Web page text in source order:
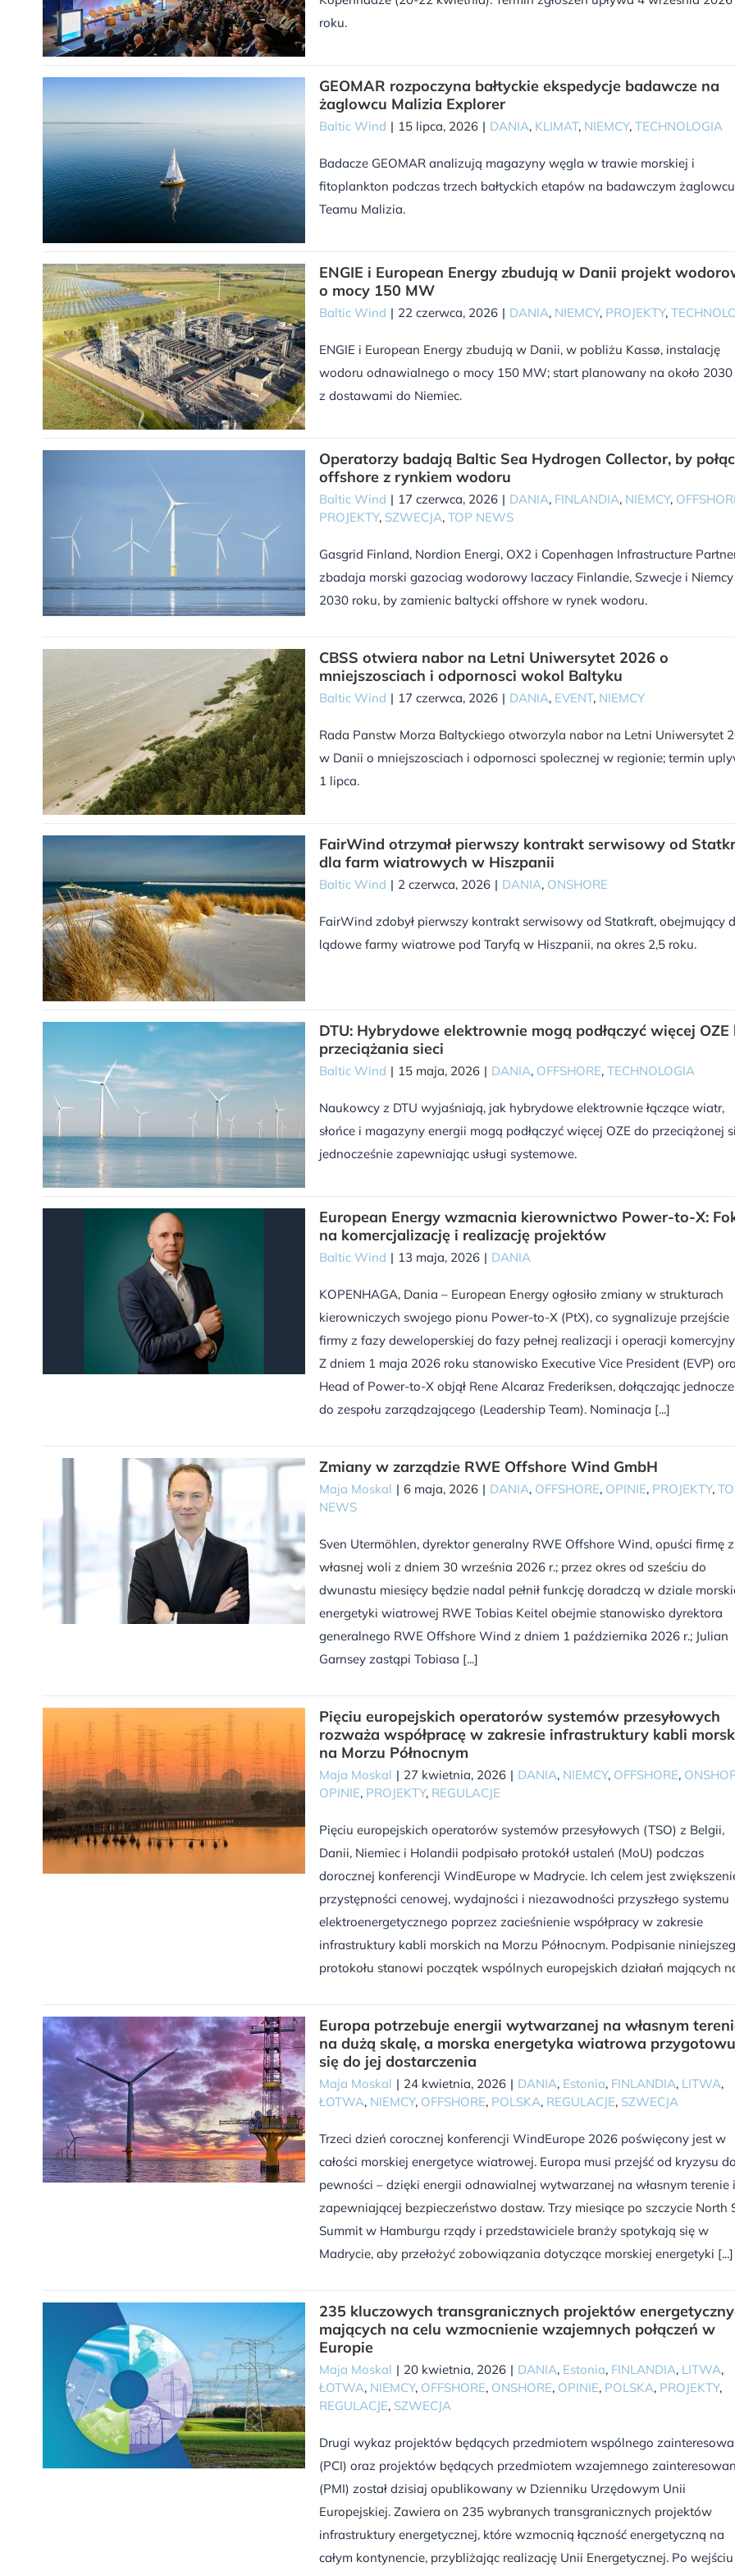
roku.
GEOMAR rozpoczyna bałtyckie ekspedycje badawcze na
żaglowcu Malizia Explorer
Baltic Wind | 15 lipca, 2026 | DANIA, KLIMAT, NIEMCY, TECHNOLOGIA
Badacze GEOMAR analizują magazyny węgla w trawie morskiej i
fitoplankton podczas trzech bałtyckich etapów na badawczym żaglowcu
Teamu Malizia.
ENGIE i European Energy zbudują w Danii projekt
o mocy 150 MW
Baltic Wind | 22 czerwca, 2026 | DANIA, NIEMCY, PROJEKTY,
ENGIE i European Energy zbudują w Danii, w pobliżu Kassø, instalację
wodoru odnawialnego o mocy 150 MW; start planowany na około 2030
z dostawami do Niemiec.
Operatorzy badają Baltic Sea Hydrogen Collector, by
offshore z rynkiem wodoru
Baltic Wind | 17 czerwca, 2026 | DANIA, FINLANDIA, NIEMCY,
PROJEKTY, SZWECJA, TOP NEWS
Gasgrid Finland, Nordion Energi, OX2 i Copenhagen Infrastructure
zbadaja morski gazociag wodorowy laczacy Finlandie, Szwecje i
2030 roku, by zamienic baltycki offshore w rynek wodoru.
CBSS otwiera nabor na Letni Uniwersytet 2026 o
mniejszosciach i odpornosci wokol Baltyku
Baltic Wind | 17 czerwca, 2026 | DANIA, EVENT, NIEMCY
Rada Panstw Morza Baltyckiego otworzyla nabor na Letni Uniwersytet
w Danii o mniejszosciach i odpornosci spolecznej w regionie; termin
1 lipca.
FairWind otrzymał pierwszy kontrakt serwisowy od
dla farm wiatrowych w Hiszpanii
Baltic Wind | 2 czerwca, 2026 | DANIA, ONSHORE
FairWind zdobył pierwszy kontrakt serwisowy od Statkraft, obejmujący
lądowe farmy wiatrowe pod Taryfą w Hiszpanii, na okres 2,5 roku.
DTU: Hybrydowe elektrownie mogą podłączyć więcej OZE
przeciążania sieci
Baltic Wind | 15 maja, 2026 | DANIA, OFFSHORE, TECHNOLOGIA
Naukowcy z DTU wyjaśniają, jak hybrydowe elektrownie łączące wiatr,
słońce i magazyny energii mogą podłączyć więcej OZE do przeciążonej
jednocześnie zapewniając usługi systemowe.
European Energy wzmacnia kierownictwo Power-to-X:
na komercjalizację i realizację projektów
Baltic Wind | 13 maja, 2026 | DANIA
KOPENHAGA, Dania – European Energy ogłosiło zmiany w strukturach
kierowniczych swojego pionu Power-to-X (PtX), co sygnalizuje przejście
firmy z fazy deweloperskiej do fazy pełnej realizacji i operacji
Z dniem 1 maja 2026 roku stanowisko Executive Vice President (EVP)
Head of Power-to-X objął Rene Alcaraz Frederiksen, dołączając
do zespołu zarządzającego (Leadership Team). Nominacja [...]
Zmiany w zarządzie RWE Offshore Wind GmbH
Maja Moskal | 6 maja, 2026 | DANIA, OFFSHORE, OPINIE, PROJEKTY,
NEWS
Sven Utermöhlen, dyrektor generalny RWE Offshore Wind, opuści firmę z
własnej woli z dniem 30 września 2026 r.; przez okres od sześciu do
dwunastu miesięcy będzie nadal pełnił funkcję doradczą w dziale
energetyki wiatrowej RWE Tobias Keitel obejmie stanowisko dyrektora
generalnego RWE Offshore Wind z dniem 1 października 2026 r.; Julian
Garnsey zastąpi Tobiasa [...]
Pięciu europejskich operatorów systemów przesyłowych
rozważa współpracę w zakresie infrastruktury kabli
na Morzu Północnym
Maja Moskal | 27 kwietnia, 2026 | DANIA, NIEMCY, OFFSHORE,
OPINIE, PROJEKTY, REGULACJE
Pięciu europejskich operatorów systemów przesyłowych (TSO) z Belgii,
Danii, Niemiec i Holandii podpisało protokół ustaleń (MoU) podczas
dorocznej konferencji WindEurope w Madrycie. Ich celem jest
przystępności cenowej, wydajności i niezawodności przyszłego systemu
elektroenergetycznego poprzez zacieśnienie współpracy w zakresie
infrastruktury kabli morskich na Morzu Północnym. Podpisanie
protokołu stanowi początek wspólnych europejskich działań mających
Europa potrzebuje energii wytwarzanej na własnym
na dużą skalę, a morska energetyka wiatrowa
się do jej dostarczenia
Maja Moskal | 24 kwietnia, 2026 | DANIA, Estonia, FINLANDIA, LITWA,
ŁOTWA, NIEMCY, OFFSHORE, POLSKA, REGULACJE, SZWECJA
Trzeci dzień corocznej konferencji WindEurope 2026 poświęcony jest w
całości morskiej energetyce wiatrowej. Europa musi przejść od kryzysu do
pewności – dzięki energii odnawialnej wytwarzanej na własnym terenie i
zapewniającej bezpieczeństwo dostaw. Trzy miesiące po szczycie North
Summit w Hamburgu rządy i przedstawiciele branży spotykają się w
Madrycie, aby przełożyć zobowiązania dotyczące morskiej energetyki [...]
235 kluczowych transgranicznych projektów
mających na celu wzmocnienie wzajemnych połączeń w
Europie
Maja Moskal | 20 kwietnia, 2026 | DANIA, Estonia, FINLANDIA, LITWA,
ŁOTWA, NIEMCY, OFFSHORE, ONSHORE, OPINIE, POLSKA, PROJEKTY,
REGULACJE, SZWECJA
Drugi wykaz projektów będących przedmiotem wspólnego
(PCI) oraz projektów będących przedmiotem wzajemnego
(PMI) został dzisiaj opublikowany w Dzienniku Urzędowym Unii
Europejskiej. Zawiera on 235 wybranych transgranicznych projektów
infrastruktury energetycznej, które wzmocnią łączność energetyczną na
całym kontynencie, przybliżając realizację Unii Energetycznej. Po